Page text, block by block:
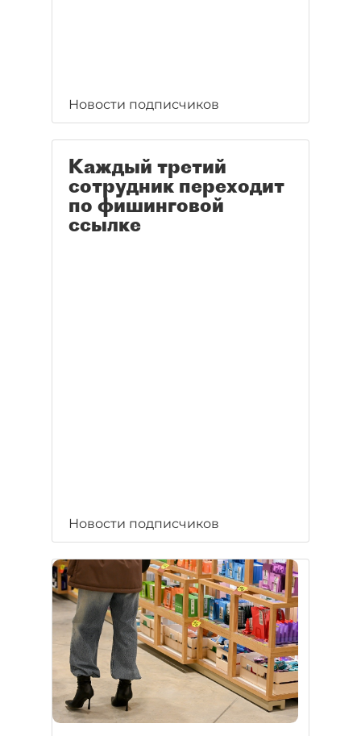
Новости подписчиков
Каждый третий
сотрудник переходит
по фишинговой
ссылке
Новости подписчиков